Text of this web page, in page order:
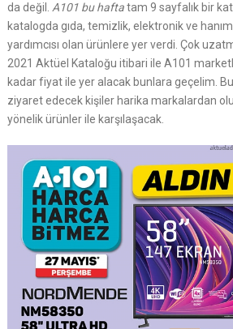
da değil. A101 bu haftatam 9 sayfalık bir
katalogda gıda, temizlik, elektronik ve
yardımcısı olan ürünlere yer verdi. Çok
2021 Aktüel Kataloğu itibari ile A101
kadar fiyat ile yer alacak bunlara geçelim.
ziyaret edecek kişiler harika markalardan
yönelik ürünler ile karşılaşacak.